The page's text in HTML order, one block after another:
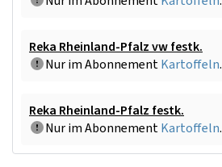
Reka Rheinland-Pfalz vw festk.
Nur im AbonnementKartoffeln.
Reka Rheinland-Pfalz festk.
Nur im AbonnementKartoffeln.